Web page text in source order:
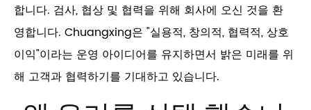
합니다. 검사, 협상 및 협력을 위해 회사에 오신 것을 환
영합니다. Chuangxing은 "실용적, 창의적, 협력적, 상호
이익"이라는 운영 아이디어를 유지하면서 밝은 미래를 위
해 고객과 협력하기를 기대하고 있습니다.